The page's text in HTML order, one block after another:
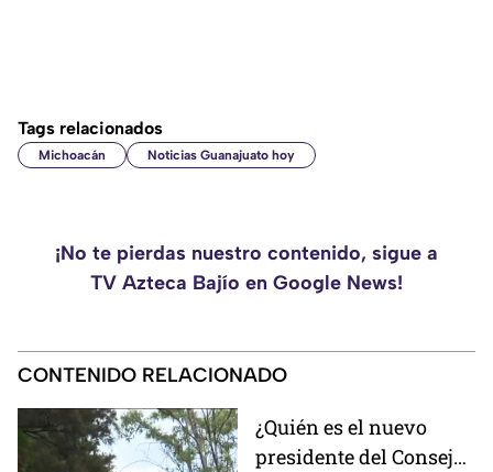
Tags relacionados
Michoacán Noticias Guanajuato hoy
¡No te pierdas nuestro contenido, sigue a
TV Azteca Bajío en Google News!
CONTENIDO RELACIONADO
¿Quién es el nuevo
presidente del Consejo